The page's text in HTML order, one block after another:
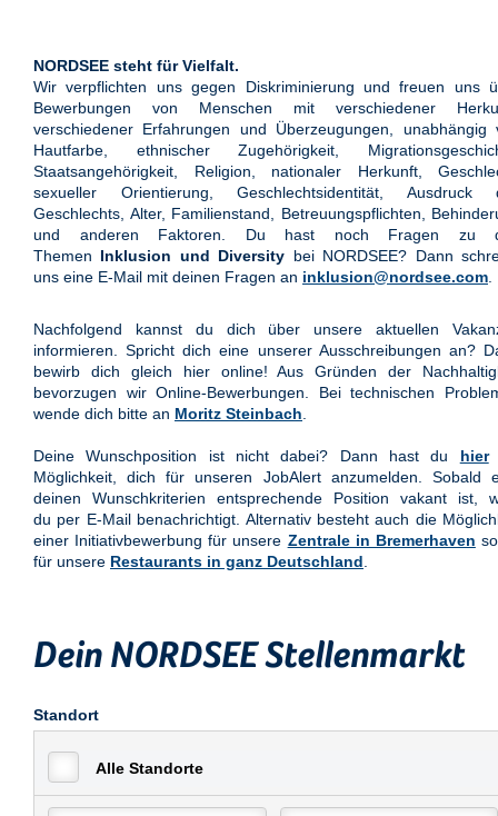
NORDSEE steht für Vielfalt.
Wir verpflichten uns gegen Diskriminierung und freuen uns
Bewerbungen von Menschen mit verschiedener
verschiedener Erfahrungen und Überzeugungen, unabhängig
Hautfarbe, ethnischer Zugehörigkeit,
Staatsangehörigkeit, Religion, nationaler Herkunft,
sexueller Orientierung, Geschlechtsidentität, Ausdruck
Geschlechts, Alter, Familienstand, Betreuungspflichten,
und anderen Faktoren. Du hast noch Fragen zu
Themen Inklusion und Diversity bei NORDSEE? Dann
uns eine E-Mail mit deinen Fragen an inklusion@nordsee.com
Nachfolgend kannst du dich über unsere aktuellen
informieren. Spricht dich eine unserer Ausschreibungen an?
bewirb dich gleich hier online! Aus Gründen der
bevorzugen wir Online-Bewerbungen. Bei technischen
wende dich bitte an Moritz Steinbach
Deine Wunschposition ist nicht dabei? Dann hast du hier
Möglichkeit, dich für unseren JobAlert anzumelden. Sobald
deinen Wunschkriterien entsprechende Position vakant ist,
du per E-Mail benachrichtigt. Alternativ besteht auch die
einer Initiativbewerbung für unsere Zentrale in Bremerhaven
für unsere Restaurants in ganz Deutschland
Dein NORDSEE Stellenmarkt
Standort
Alle Standorte